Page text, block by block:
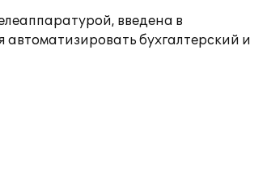
введена в
бухгалтерский и